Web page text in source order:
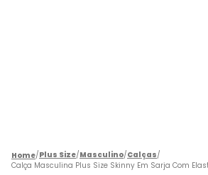
Plus Size Masculino Calças
Calça Masculina Plus Size Skinny Em Sarja Com